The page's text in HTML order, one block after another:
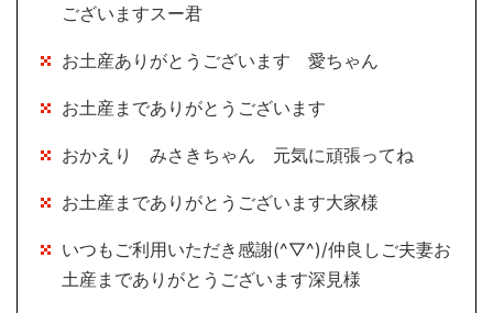
ございますスー君
お土産ありがとうございます 愛ちゃん
お土産までありがとうございます
おかえり みさきちゃん 元気に頑張ってね
お土産までありがとうございます大家様
いつもご利用いただき感謝(^▽^)/仲良しご夫妻お
土産までありがとうございます深見様